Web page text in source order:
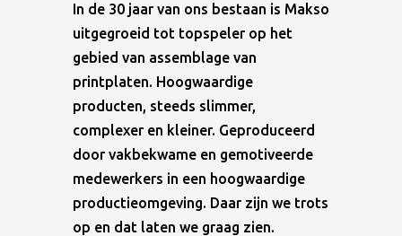
In de 30 jaar van ons bestaan is Makso
uitgegroeid tot topspeler op het
gebied van assemblage van
printplaten. Hoogwaardige
producten, steeds slimmer,
complexer en kleiner. Geproduceerd
door vakbekwame en gemotiveerde
medewerkers in een hoogwaardige
productieomgeving. Daar zijn we trots
op en dat laten we graag zien.